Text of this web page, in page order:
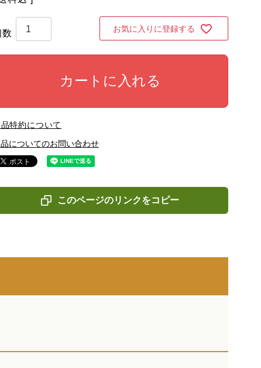
お気に入りに登録する
カートに入れる
特約について
についてのお問い合わせ
このページのリンクをコピー